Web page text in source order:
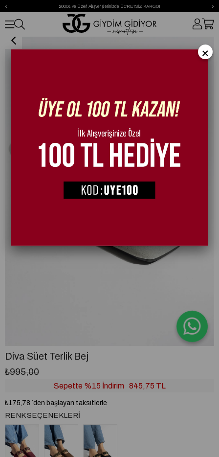
2000₺ ve Üzeri Alışverişlerinizde ÜCRETSİZ KARGO!
‹ ›
Diva Süet Terlik Bej
Diva Süet Terlik Bej
₺995,00
Sepette %15 İndirim 845,75 TL
₺175,78 `den başlayan taksitlerle
RENK SEÇENEKLERI
×